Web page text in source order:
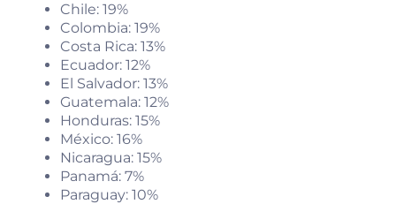
Chile: 19%
Colombia: 19%
Costa Rica: 13%
Ecuador: 12%
El Salvador: 13%
Guatemala: 12%
Honduras: 15%
México: 16%
Nicaragua: 15%
Panamá: 7%
Paraguay: 10%